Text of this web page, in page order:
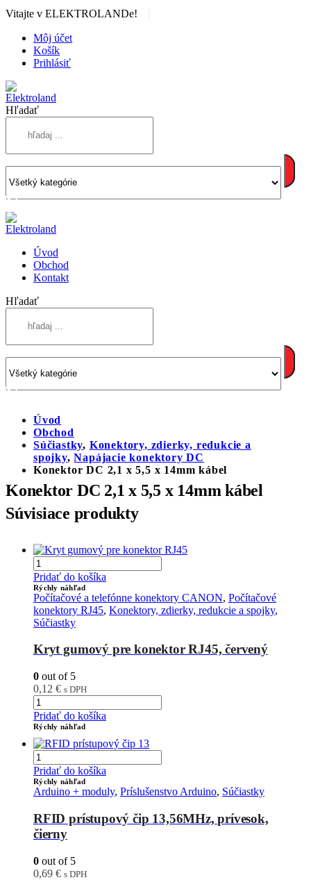
Vitajte v ELEKTROLANDe!
Môj účet
Košík
Prihlásiť
Hľadať
Úvod
Obchod
Kontakt
Hľadať
Úvod
Obchod
Súčiastky, Konektory, zdierky, redukcie a
spojky,Napájacie konektory DC
Konektor DC 2,1 x 5,5 x 14mm kábel
Konektor DC 2,1 x 5,5 x 14mm kábel
Súvisiace produkty
Pridať do košíka
Rýchly náhľad
Počítačové a telefónne konektory CANON, Počítačové
konektory RJ45, Konektory, zdierky, redukcie a spojky,
Súčiastky
Kryt gumový pre konektor RJ45, červený
0 out of 5
0,12 € s DPH
Pridať do košíka
Rýchly náhľad
Pridať do košíka
Rýchly náhľad
Arduino + moduly, Príslušenstvo Arduino, Súčiastky
RFID prístupový čip 13,56MHz, prívesok,
čierny
0 out of 5
0,69 € s DPH